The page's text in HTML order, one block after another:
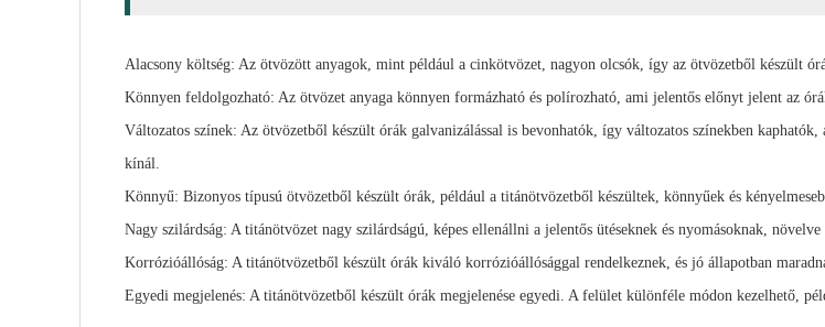
Alacsony költség: Az ötvözött anyagok, mint például a cinkötvözet, nagyon olcsók, így az ötvözetből készült
Könnyen feldolgozható: Az ötvözet anyaga könnyen formázható és polírozható, ami jelentős előnyt jelent az
Változatos színek: Az ötvözetből készült órák galvanizálással is bevonhatók, így változatos színekben
kínál.
Könnyű: Bizonyos típusú ötvözetből készült órák, például a titánötvözetből készültek, könnyűek és
Nagy szilárdság: A titánötvözet nagy szilárdságú, képes ellenállni a jelentős ütéseknek és nyomásoknak, növelve
Korrózióállóság: A titánötvözetből készült órák kiváló korrózióállósággal rendelkeznek, és jó állapotban
Egyedi megjelenés: A titánötvözetből készült órák megjelenése egyedi. A felület különféle módon kezelhető,